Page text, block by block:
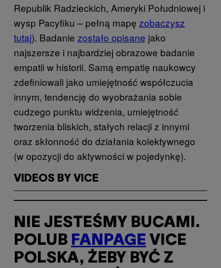
Republik Radzieckich, Ameryki Południowej i
wysp Pacyfiku – pełną mapę zobaczysz
tutaj). Badanie zostało opisane jako
najszersze i najbardziej obrazowe badanie
empatii w historii. Samą empatię naukowcy
zdefiniowali jako umiejętność współczucia
innym, tendencję do wyobrażania sobie
cudzego punktu widzenia, umiejętność
tworzenia bliskich, stałych relacji z innymi
oraz skłonność do działania kolektywnego
(w opozycji do aktywności w pojedynkę).
VIDEOS BY VICE
NIE JESTEŚMY BUCAMI.
POLUB FANPAGE VICE
POLSKA, ŻEBY BYĆ Z